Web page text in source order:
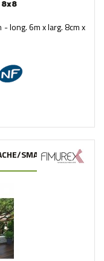
long. 6m x larg. 8cm x
SMARTY/